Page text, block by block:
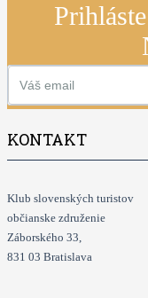
KONTAKT
Klub slovenských turistov
občianske združenie
Záborského 33,
831 03 Bratislava